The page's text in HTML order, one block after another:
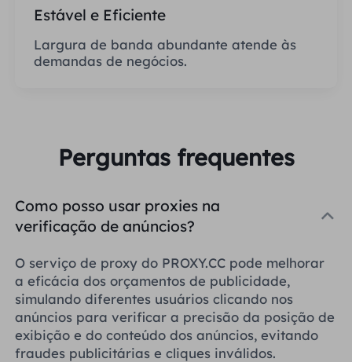
Estável e Eficiente
Largura de banda abundante atende às
demandas de negócios.
Perguntas frequentes
Como posso usar proxies na
verificação de anúncios?
O serviço de proxy do PROXY.CC pode melhorar
a eficácia dos orçamentos de publicidade,
simulando diferentes usuários clicando nos
anúncios para verificar a precisão da posição de
exibição e do conteúdo dos anúncios, evitando
fraudes publicitárias e cliques inválidos.